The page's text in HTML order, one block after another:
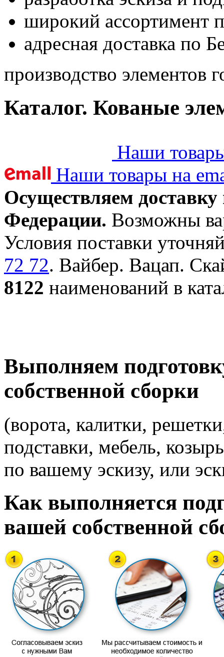
широкий ассортимент
адресная доставка по
производство элементов
Каталог. Кованые
Наши
Наши товары на
Осуществляем
Федерации. Возможны
Условия поставки
72 72. Вайбер. Вацап.
8122 наименований в
Выполняем
собственной сборки
(ворота, калитки,
подставки, мебель,
по вашему эскизу, или
Как выполняется
вашей собственной